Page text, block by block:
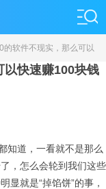
软件不现实，那么可以
以快速赚100块钱
知道，一看就不是那么
，怎么会轮到我们这些
显就是“掉馅饼”的事，